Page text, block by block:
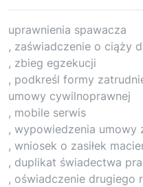
uprawnienia spawacza
, zaświadczenie o ciąży
, zbieg egzekucji
, podkreśl formy
umowy cywilnoprawnej
, mobile serwis
, wypowiedzenia umowy
, wniosek o zasiłek
, duplikat świadectwa
, oświadczenie drugiego